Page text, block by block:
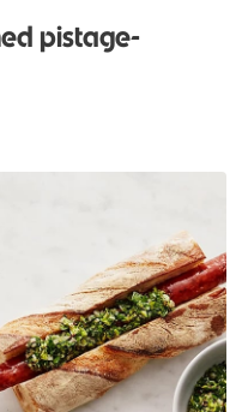
pistage-
1 kommentarer